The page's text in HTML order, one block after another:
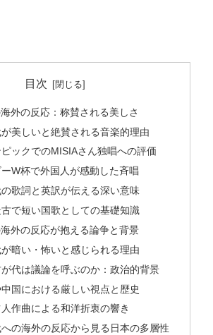
目次
外の反応：称賛される美しさ
美しいと絶賛される音楽的理由
ックでのMISIAさん独唱への評価
W杯で外国人が感動した斉唱
歌詞と英訳が伝える深い意味
で短い国歌としての基礎知識
外の反応が抱える論争と背景
暗い・怖いと感じられる理由
代は議論を呼ぶのか：政治的背景
国における厳しい視点と歴史
人作曲による和洋折衷の響き
の海外の反応から見る日本の多層性